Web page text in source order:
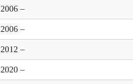
2006 –
2006 –
2012 –
2020 –